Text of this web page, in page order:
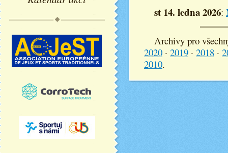
st 14. ledna 2026:
Archivy pro
2020 · 2019 · 2018 ·
2010.